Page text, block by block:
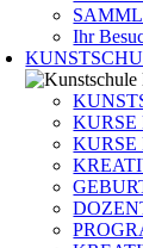
Ihr
KURSE
KURSE